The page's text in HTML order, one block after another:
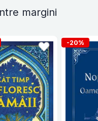
margini
-20%